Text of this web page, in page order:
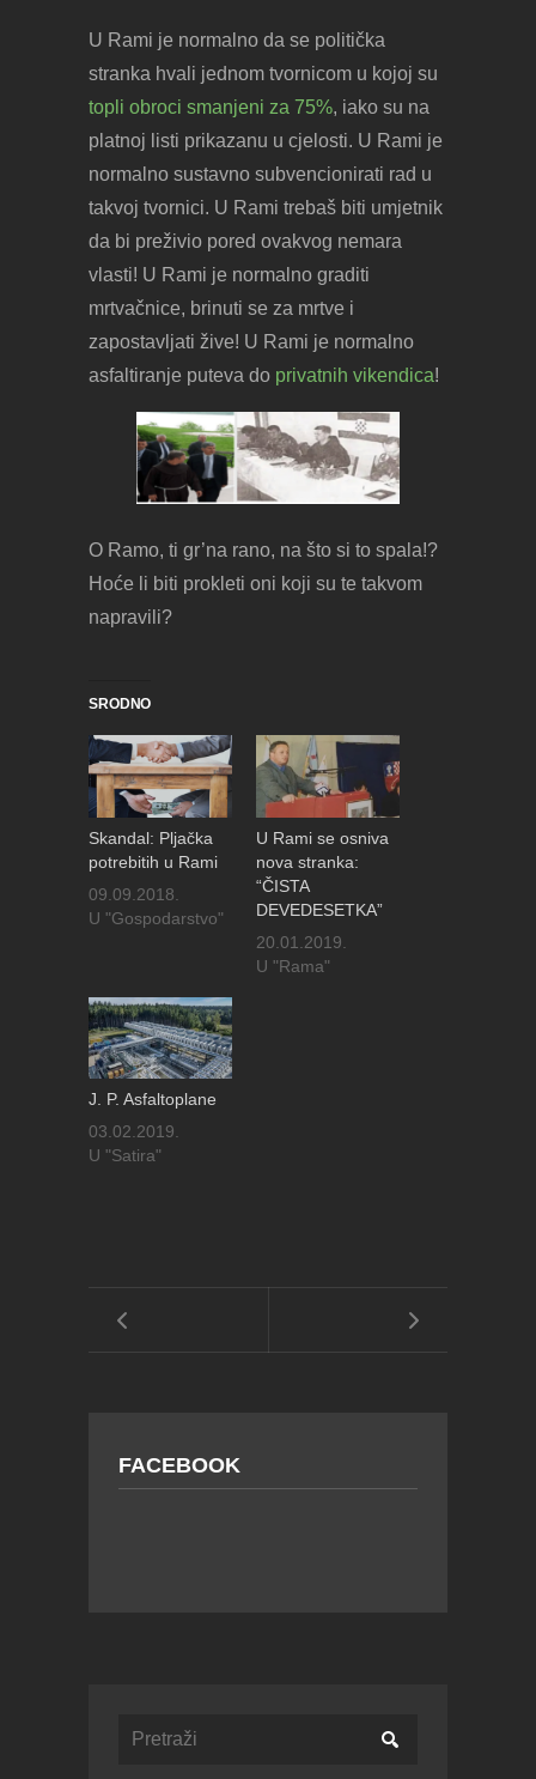
U Rami je normalno da se politička
stranka hvali jednom tvornicom u kojoj su
topli obroci smanjeni za 75%, iako su na
platnoj listi prikazanu u cjelosti. U Rami je
normalno sustavno subvencionirati rad u
takvoj tvornici. U Rami trebaš biti umjetnik
da bi preživio pored ovakvog nemara
vlasti! U Rami je normalno graditi
mrtvačnice, brinuti se za mrtve i
zapostavljati žive! U Rami je normalno
asfaltiranje puteva do privatnih vikendica!
O Ramo, ti gr’na rano, na što si to spala!?
Hoće li biti prokleti oni koji su te takvom
napravili?
SRODNO
Skandal: Pljačka
potrebitih u Rami
09.09.2018.
U "Gospodarstvo"
U Rami se osniva
nova stranka:
“ČISTA
DEVEDESETKA”
20.01.2019.
U "Rama"
J. P. Asfaltoplane
03.02.2019.
U "Satira"
FACEBOOK